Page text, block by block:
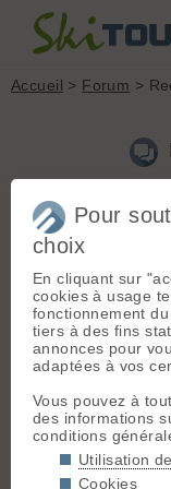
Accueil > Forum >
Nouveau sujet|Voir
23 résultats
Chaussures
08:12)
Bonjour. J'ai réussi
couloir et sur piste.
reste un poil lourde
Encore un petit
Cherche infos
18.04.2018 à 09:31)
Salut, Tous les
Pour
choix
En cliquant sur
cookies à usage
fonctionnement
tiers à des fins
annonces pour
adaptées à vos
Vous pouvez à
des informations
conditions
Utilisation
Cookies